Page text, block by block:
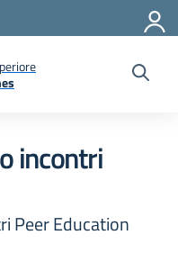
incontri
Peer Education